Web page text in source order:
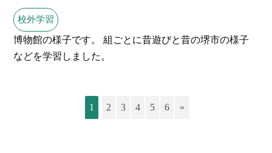
校外学習
博物館の様子です。 組ごとに昔遊びと昔の堺市の様子
などを学習しました。
1 2 3 4 5 6 »